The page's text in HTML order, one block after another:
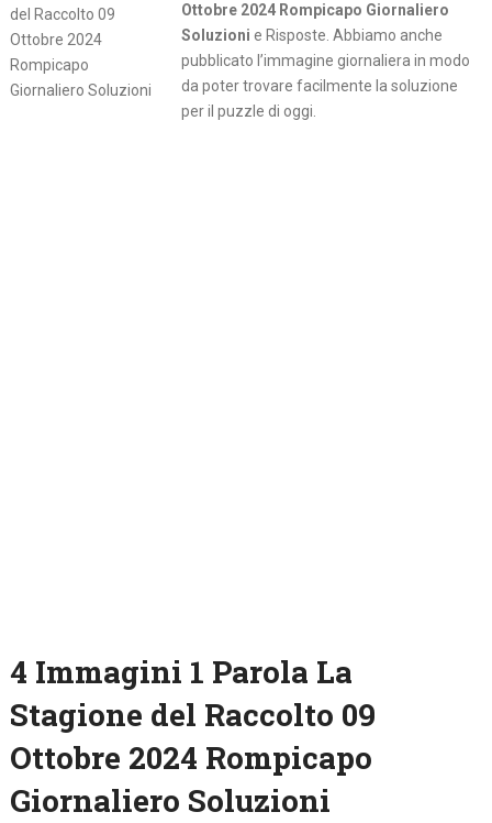
Ottobre 2024 Rompicapo Giornaliero
Soluzioni e Risposte. Abbiamo anche
pubblicato l’immagine giornaliera in modo
da poter trovare facilmente la soluzione
per il puzzle di oggi.
4 Immagini 1 Parola La
Stagione del Raccolto 09
Ottobre 2024 Rompicapo
Giornaliero Soluzioni